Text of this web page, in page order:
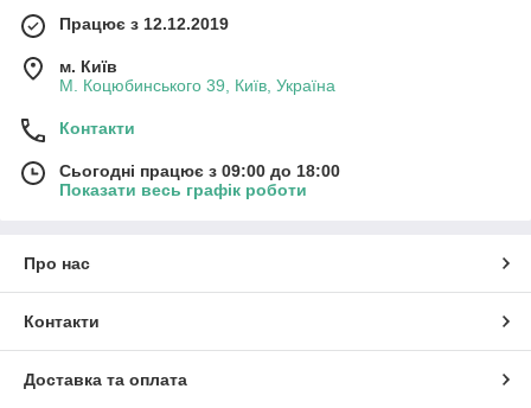
Працює з 12.12.2019
м. Київ
М. Коцюбинського 39, Київ, Україна
Контакти
Сьогодні працює з 09:00 до 18:00
Показати весь графік роботи
Про нас
Контакти
Доставка та оплата